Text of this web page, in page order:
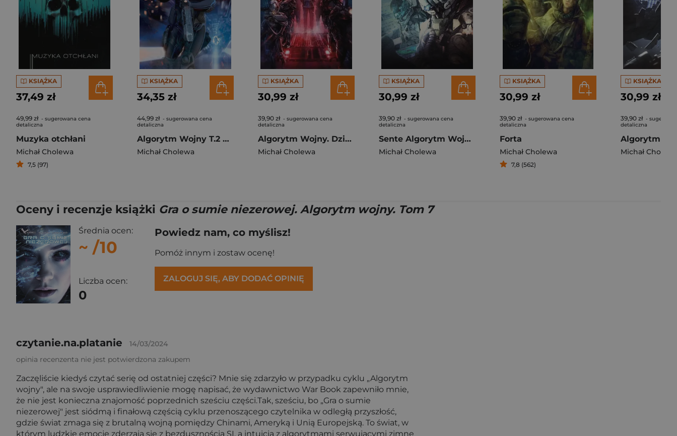
KSIĄŻKA
37,49 zł
49,99 zł - sugerowana cena
detaliczna
Muzyka otchłani
Michał Cholewa
7,5 (97)
KSIĄŻKA
34,35 zł
44,99 zł - sugerowana cena
detaliczna
Algorytm Wojny T.2 Punkt cięcia
Michał Cholewa
KSIĄŻKA
30,99 zł
39,90 zł - sugerowana cena
detaliczna
Algorytm Wojny. Dzika Karta
Michał Cholewa
KSIĄŻKA
30,99 zł
39,90 zł - sugerowana cena
detaliczna
Sente Algorytm Wojny 5
Michał Cholewa
KSIĄŻKA
30,99 zł
39,90 zł - sugerowana cena
detaliczna
Forta
Michał Cholewa
7,8 (562)
KSIĄŻKA
30,99 zł
39,90 zł -
detaliczna
Michał
Oceny i recenzje książki Gra o sumie niezerowej. Algorytm wojny. Tom 7
Średnia ocen:
~ /10
Liczba ocen:
0
Powiedz nam, co myślisz!
Pomóż innym i zostaw ocenę!
ZALOGUJ SIĘ, ABY DODAĆ OPINIĘ
czytanie.na.platanie
14/03/2024
opinia recenzenta nie jest potwierdzona zakupem
Zaczęliście kiedyś czytać serię od ostatniej części? Mnie się zdarzyło w przypadku cyklu „Algorytm
wojny", ale na swoje usprawiedliwienie mogę napisać, że wydawnictwo War Book zapewniło mnie,
że nie jest konieczna znajomość poprzednich sześciu części.Tak, sześciu, bo „Gra o sumie
niezerowej" jest siódmą i finałową częścią cyklu przenoszącego czytelnika w odległą przyszłość,
gdzie świat zmaga się z brutalną wojną pomiędzy Chinami, Ameryką i Unią Europejską. To świat, w
którym ludzkie emocje zderzają się z bezdusznością SI, a intuicja z algorytmami serwującymi zimne